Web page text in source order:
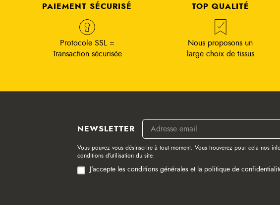
PAIEMENT SÉCURISÉ
Protocole SSL =
Transaction sécurisée
TOP QUALITÉ
Nous proposons un
large choix de tissus
NEWSLETTER
Vous pouvez vous désinscrire à tout moment. Vous trouverez pour cela nos
conditions d'utilisation du site.
J'accepte les conditions générales et la politique de